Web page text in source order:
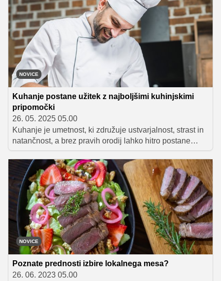
gorčice in ajvarji ter unikatni zelenjavni namaz s
papriko. Priloge pa niso zgolj bogastvo okusov marveč
prispevajo tudi k bolj uravnoteženim obrokom in lažji
prebavi.
NOVICE
Kuhanje postane užitek z najboljšimi kuhinjskimi
pripomočki
26. 05. 2025 05.00
Kuhanje je umetnost, ki združuje ustvarjalnost, strast in
natančnost, a brez pravih orodij lahko hitro postane
frustrirajoče. Kakovostni kuhinjski pripomočki so srce
vsake kuhinje, saj omogočajo lažje, hitrejše in bolj
užitno ustvarjanje jedi, ki navdušijo družino ali goste. Od
ostrih nožev do naprednih aparatov – prava oprema
naredi razliko med povprečnim in izjemnim obrokom.
NOVICE
Poznate prednosti izbire lokalnega mesa?
26. 06. 2023 05.00